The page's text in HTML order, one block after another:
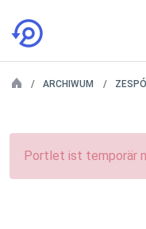
ARCHIWUM
Portlet ist temporär